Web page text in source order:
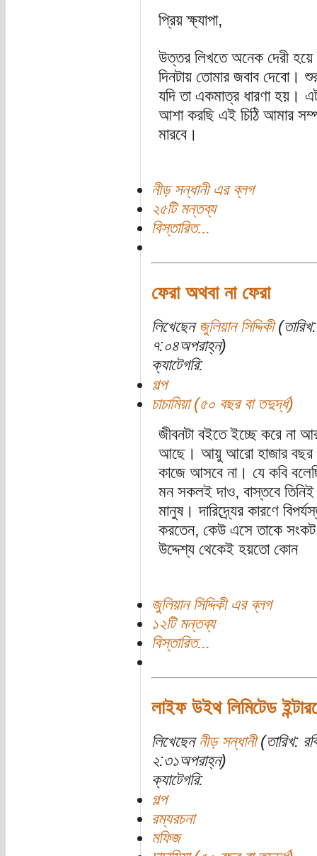
প্রিয় ক্ষ্যাপা,
উত্তর লিখতে অনেক দেরী
দিনটায় তোমার জবাব দেবো।
যদি তা একমাত্র ধারণা হয়।
আশা করছি এই চিঠি আমার
মারবে।
নীড় সন্ধানী এর ব্লগ
২৫টি মন্তব্য
বিস্তারিত...
ফেরা অথবা না ফেরা
লিখেছেন জুলিয়ান সিদ্দিকী
৭:০৪অপরাহ্ন)
ক্যাটেগরি:
গল্প
চাচামিয়া (৫০ বছর বা তদুর্দ্ধ)
জীবনটা বইতে ইচ্ছে করে না
আছে। আয়ু আরো হাজার বছর
কাজে আসবে না। যে কবি
মন সকলই দাও, বাস্তবে
মানুষ। দারিদ্র্যের কারণে
করতেন, কেউ এসে তাকে
উদ্দেশ্য থেকেই হয়তো কোন
জুলিয়ান সিদ্দিকী এর ব্লগ
১২টি মন্তব্য
বিস্তারিত...
লাইফ উইথ লিমিটেড
লিখেছেন নীড় সন্ধানী(তারিখ:
২:৩১অপরাহ্ন)
ক্যাটেগরি:
গল্প
রম্যরচনা
মফিজ